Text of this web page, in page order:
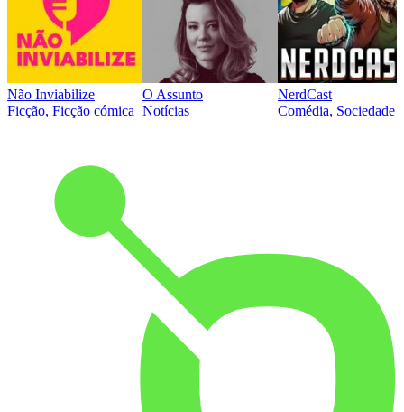
Não Inviabilize
Ficção, Ficção cómica
O Assunto
Notícias
NerdCast
Comédia, Sociedade